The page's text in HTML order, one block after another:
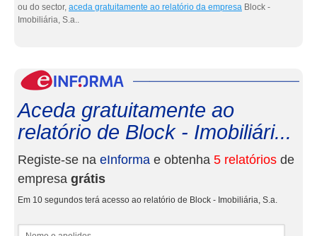
ou do sector, aceda gratuitamente ao relatório da empresa Block -
Imobiliária, S.a..
Aceda gratuitamente ao
relatório de Block - Imobiliári...
Registe-se na eInforma e obtenha 5 relatórios de
empresa grátis
Em 10 segundos terá acesso ao relatório de Block - Imobiliária, S.a.